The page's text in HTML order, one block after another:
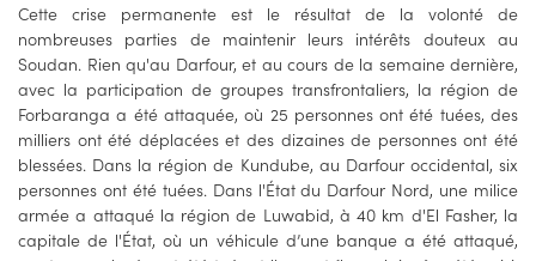
Cette crise permanente est le résultat de la volonté de
nombreuses parties de maintenir leurs intérêts douteux au
Soudan. Rien qu'au Darfour, et au cours de la semaine dernière,
avec la participation de groupes transfrontaliers, la région de
Forbaranga a été attaquée, où 25 personnes ont été tuées, des
milliers ont été déplacées et des dizaines de personnes ont été
blessées. Dans la région de Kundube, au Darfour occidental, six
personnes ont été tuées. Dans l'État du Darfour Nord, une milice
armée a attaqué la région de Luwabid, à 40 km d'El Fasher, la
capitale de l'État, où un véhicule d’une banque a été attaqué,